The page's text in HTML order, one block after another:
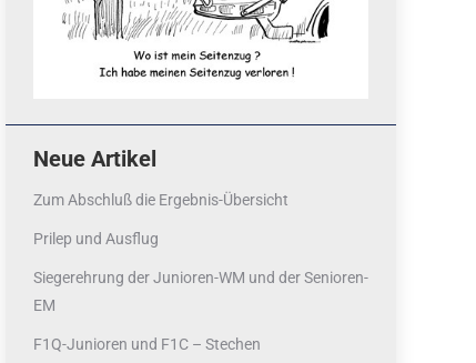
Neue Artikel
Zum Abschluß die Ergebnis-Übersicht
Prilep und Ausflug
Siegerehrung der Junioren-WM und der Senioren-
EM
F1Q-Junioren und F1C – Stechen